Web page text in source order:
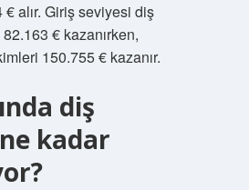
alır. Giriş seviyesi diş
€ kazanırken,
150.755 € kazanır.
diş
kadar